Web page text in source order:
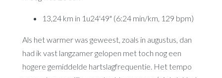
13,24 km in 1u24'49" (6:24 min/km, 129 bpm)
Als het warmer was geweest, zoals in augustus, dan
had ik vast langzamer gelopen met toch nog een
hogere gemiddelde hartslagfrequentie. Het tempo